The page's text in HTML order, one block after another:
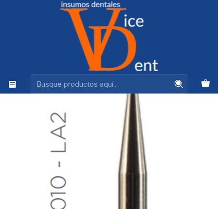
Ventas +56944575313
FRESA CARBIDE B/V RED 010 LA2